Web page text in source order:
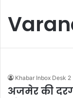
Khabar Inbox Desk 2
अजमेर की